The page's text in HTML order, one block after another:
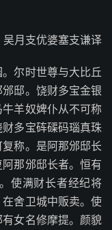
吴月支优婆塞支谦译
尔时世尊与大比丘
邸。饶财多宝金银
羊奴婢仆从不可称
多宝砗磲码瑙真珠
称。是阿那邠邸长
那邠邸长者。恒有
使满财长者经纪将
舍卫城中贩卖。使
女名修摩提。颜貌